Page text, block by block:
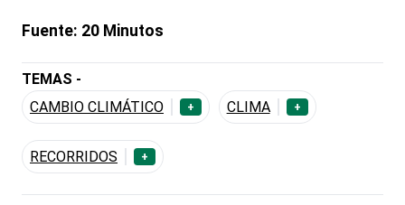
Fuente: 20 Minutos
TEMAS -
CAMBIO CLIMÁTICO
+ CLIMA +
RECORRIDOS +